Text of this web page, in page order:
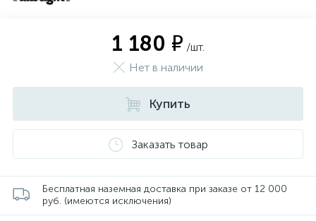
1 180 ₽ /шт.
Нет в наличии
Купить
Заказать товар
Бесплатная наземная доставка при заказе от 12 000
руб. (имеются исключения)